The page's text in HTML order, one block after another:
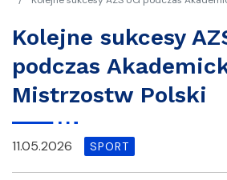
Kolejne sukcesy
podczas
Mistrzostw Polski
11.05.2026 SPORT